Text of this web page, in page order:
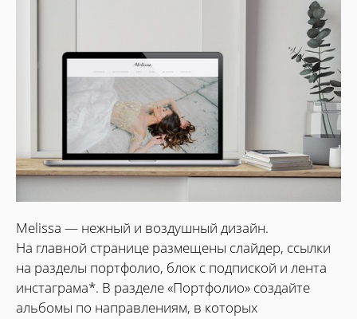
Melissa — нежный и воздушный дизайн.
На главной странице размещены слайдер, ссылки
на разделы портфолио, блок с подпиской и лента
инстаграма*. В разделе «Портфолио» создайте
альбомы по направлениям, в которых